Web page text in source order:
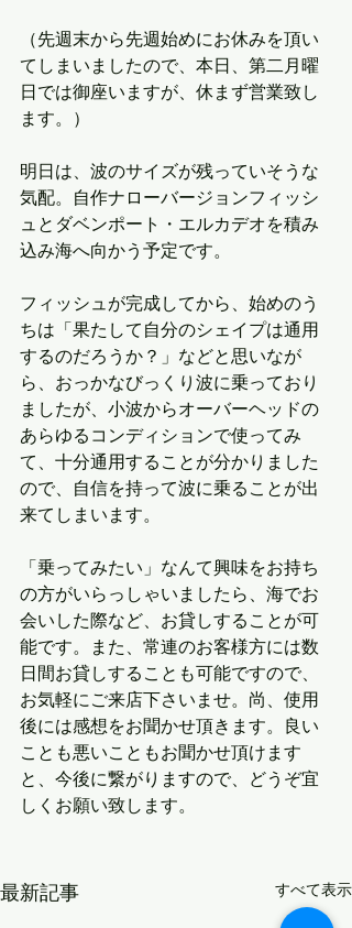
（先週末から先週始めにお休みを頂い
てしまいましたので、本日、第二月曜
日では御座いますが、休まず営業致し
ます。）
明日は、波のサイズが残っていそうな
気配。自作ナローバージョンフィッシ
ュとダベンポート・エルカデオを積み
込み海へ向かう予定です。
フィッシュが完成してから、始めのう
ちは「果たして自分のシェイプは通用
するのだろうか？」などと思いなが
ら、おっかなびっくり波に乗っており
ましたが、小波からオーバーヘッドの
あらゆるコンディションで使ってみ
て、十分通用することが分かりました
ので、自信を持って波に乗ることが出
来てしまいます。
「乗ってみたい」なんて興味をお持ち
の方がいらっしゃいましたら、海でお
会いした際など、お貸しすることが可
能です。また、常連のお客様方には数
日間お貸しすることも可能ですので、
お気軽にご来店下さいませ。尚、使用
後には感想をお聞かせ頂きます。良い
ことも悪いこともお聞かせ頂けます
と、今後に繋がりますので、どうぞ宜
しくお願い致します。
最新記事 すべて表示